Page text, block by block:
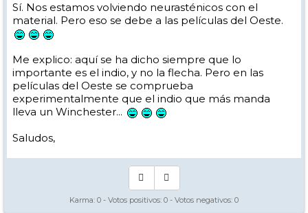
Sí. Nos estamos volviendo neurasténicos con el
material. Pero eso se debe a las películas del Oeste.
Me explico: aquí se ha dicho siempre que lo
importante es el indio, y no la flecha. Pero en las
películas del Oeste se comprueba
experimentalmente que el indio que más manda
lleva un Winchester...
Saludos,
Karma: 0 - Votos positivos: 0 - Votos negativos: 0